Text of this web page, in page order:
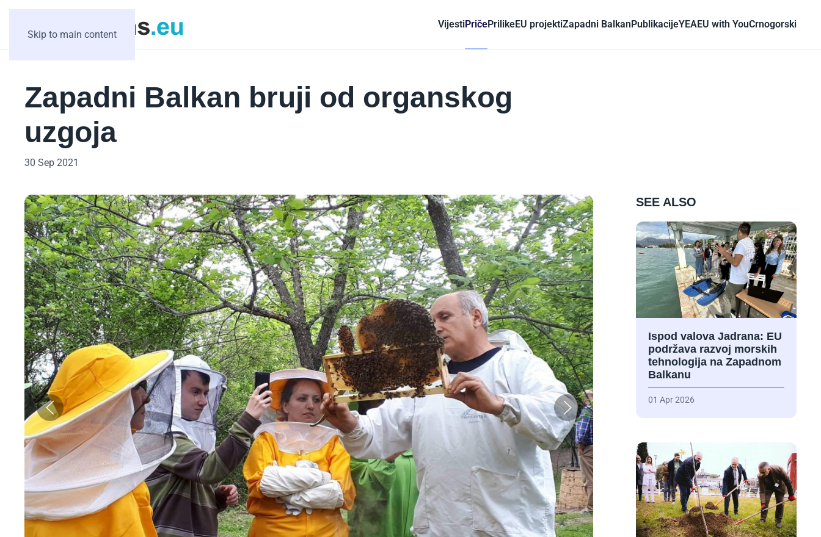
Skip to main content
VijestiPričePrilikeEU projektiZapadni BalkanPublikacijeYEAEU with YouCrnogorski
Zapadni Balkan bruji od organskog
uzgoja
30 Sep 2021
SEE ALSO
Ispod valova Jadrana: EU
podržava razvoj morskih
tehnologija na Zapadnom
Balkanu
01 Apr 2026